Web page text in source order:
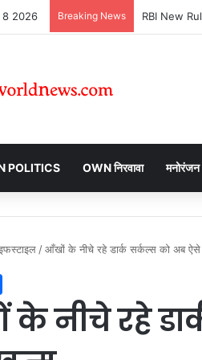
8 2026 Breaking News
POLITICS OWN निरवावा मनोरंजन
/आँखों के नीचे रहे डार्क सर्कल्स को अब
नीचे रहे